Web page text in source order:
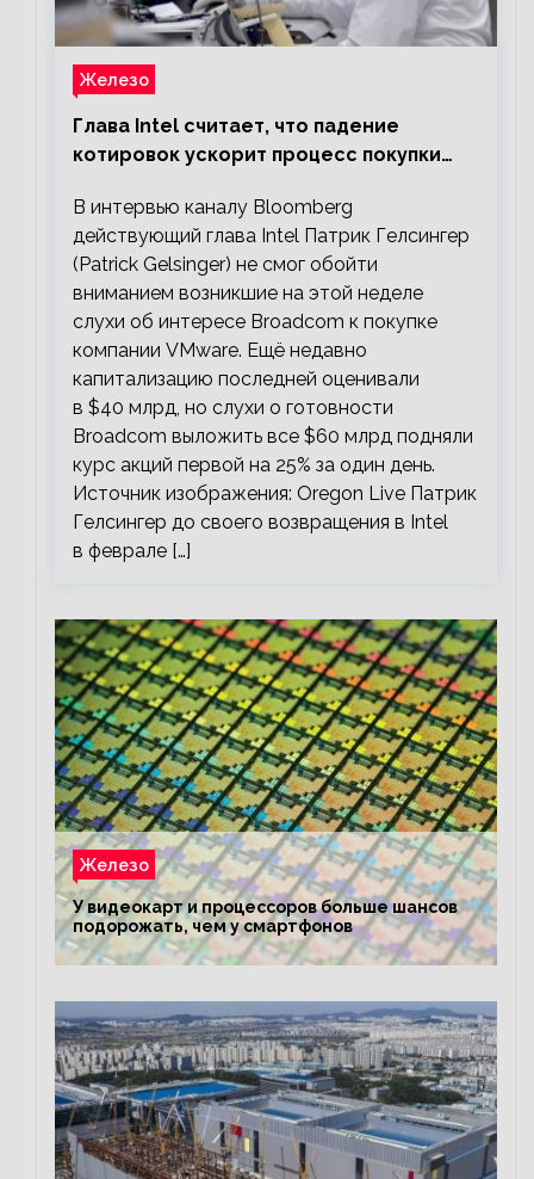
Железо
Глава Intel считает, что падение
котировок ускорит процесс покупки
В интервью каналу Bloomberg
действующий глава Intel Патрик Гелсингер
(Patrick Gelsinger) не смог обойти
вниманием возникшие на этой неделе
слухи об интересе Broadcom к покупке
компании VMware. Ещё недавно
капитализацию последней оценивали
в $40 млрд, но слухи о готовности
Broadcom выложить все $60 млрд подняли
курс акций первой на 25% за один день.
Источник изображения: Oregon Live Патрик
Гелсингер до своего возвращения в Intel
в феврале […]
Железо
У видеокарт и процессоров больше шансов
подорожать, чем у смартфонов